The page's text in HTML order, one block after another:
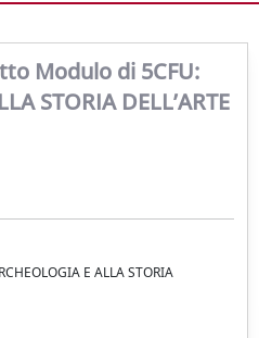
Modulo di 5CFU:
STORIA DELL’ARTE
E ALLA STORIA